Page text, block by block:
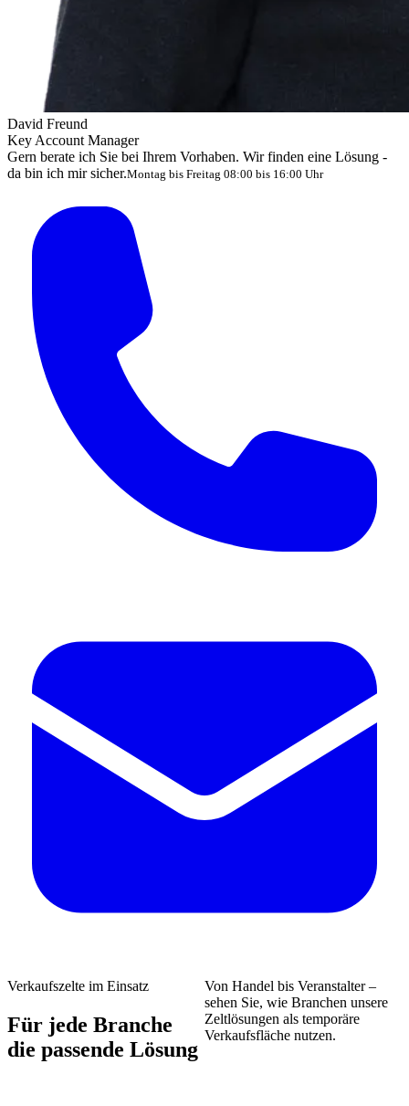
David Freund
Key Account Manager
Gern berate ich Sie bei Ihrem Vorhaben. Wir finden eine Lösung -
da bin ich mir sicher.Montag bis Freitag 08:00 bis 16:00 Uhr
Verkaufszelte im Einsatz
Für jede Branche
die passende Lösung
Von Handel bis Veranstalter –
sehen Sie, wie Branchen unsere
Zeltlösungen als temporäre
Verkaufsfläche nutzen.